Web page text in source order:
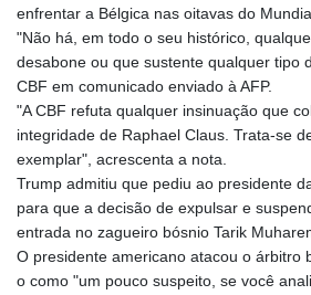
enfrentar a Bélgica nas oitavas do
"Não há, em todo o seu histórico,
desabone ou que sustente qualquer tipo
CBF em comunicado enviado à AFP.
"A CBF refuta qualquer insinuação que
integridade de Raphael Claus. Trata-se
exemplar", acrescenta a nota.
Trump admitiu que pediu ao presidente
para que a decisão de expulsar e
entrada no zagueiro bósnio Tarik
O presidente americano atacou o árbitro
o como "um pouco suspeito, se você